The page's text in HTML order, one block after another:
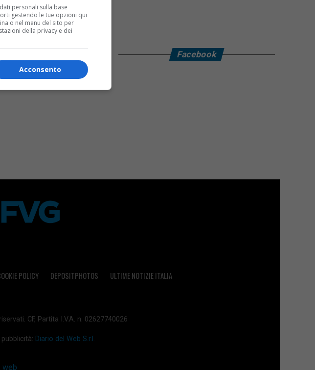
Facebook
POLICY DEPOSITPHOTOS ULTIME NOTIZIE ITALIA
CF, Partita I.V.A. n. 02627740026
Diario del Web S.r.l.
personali sulla base
gestendo le tue opzioni qui
o nel menu del sito per
della privacy e dei
Acconsento